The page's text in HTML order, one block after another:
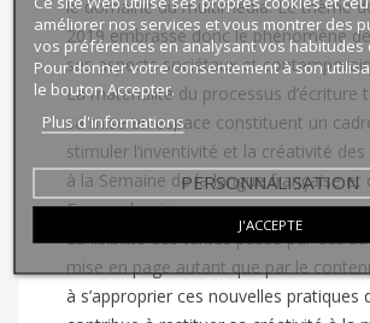
le domaine du multimédia. Le thème
2019 embrasse donc le phénomène
ses aspects sociétaux et
La matérialité du processus d’écriture
sa mise en espace constituent un
stimuler l’inventivité et la créativité
à la Semaine de la langue française et
Francophonie.
La lisibilité des textes passe par des
mise en page autant que par le
à s’approprier ces nouvelles pratiques
améliorer nos services et vous montrer des
vos préférences en analysant vos habitudes
Pour donner votre consentement à son
le bouton Accepter.
Plus d'informations
PERSONNALISATION
J'ACCEPTE